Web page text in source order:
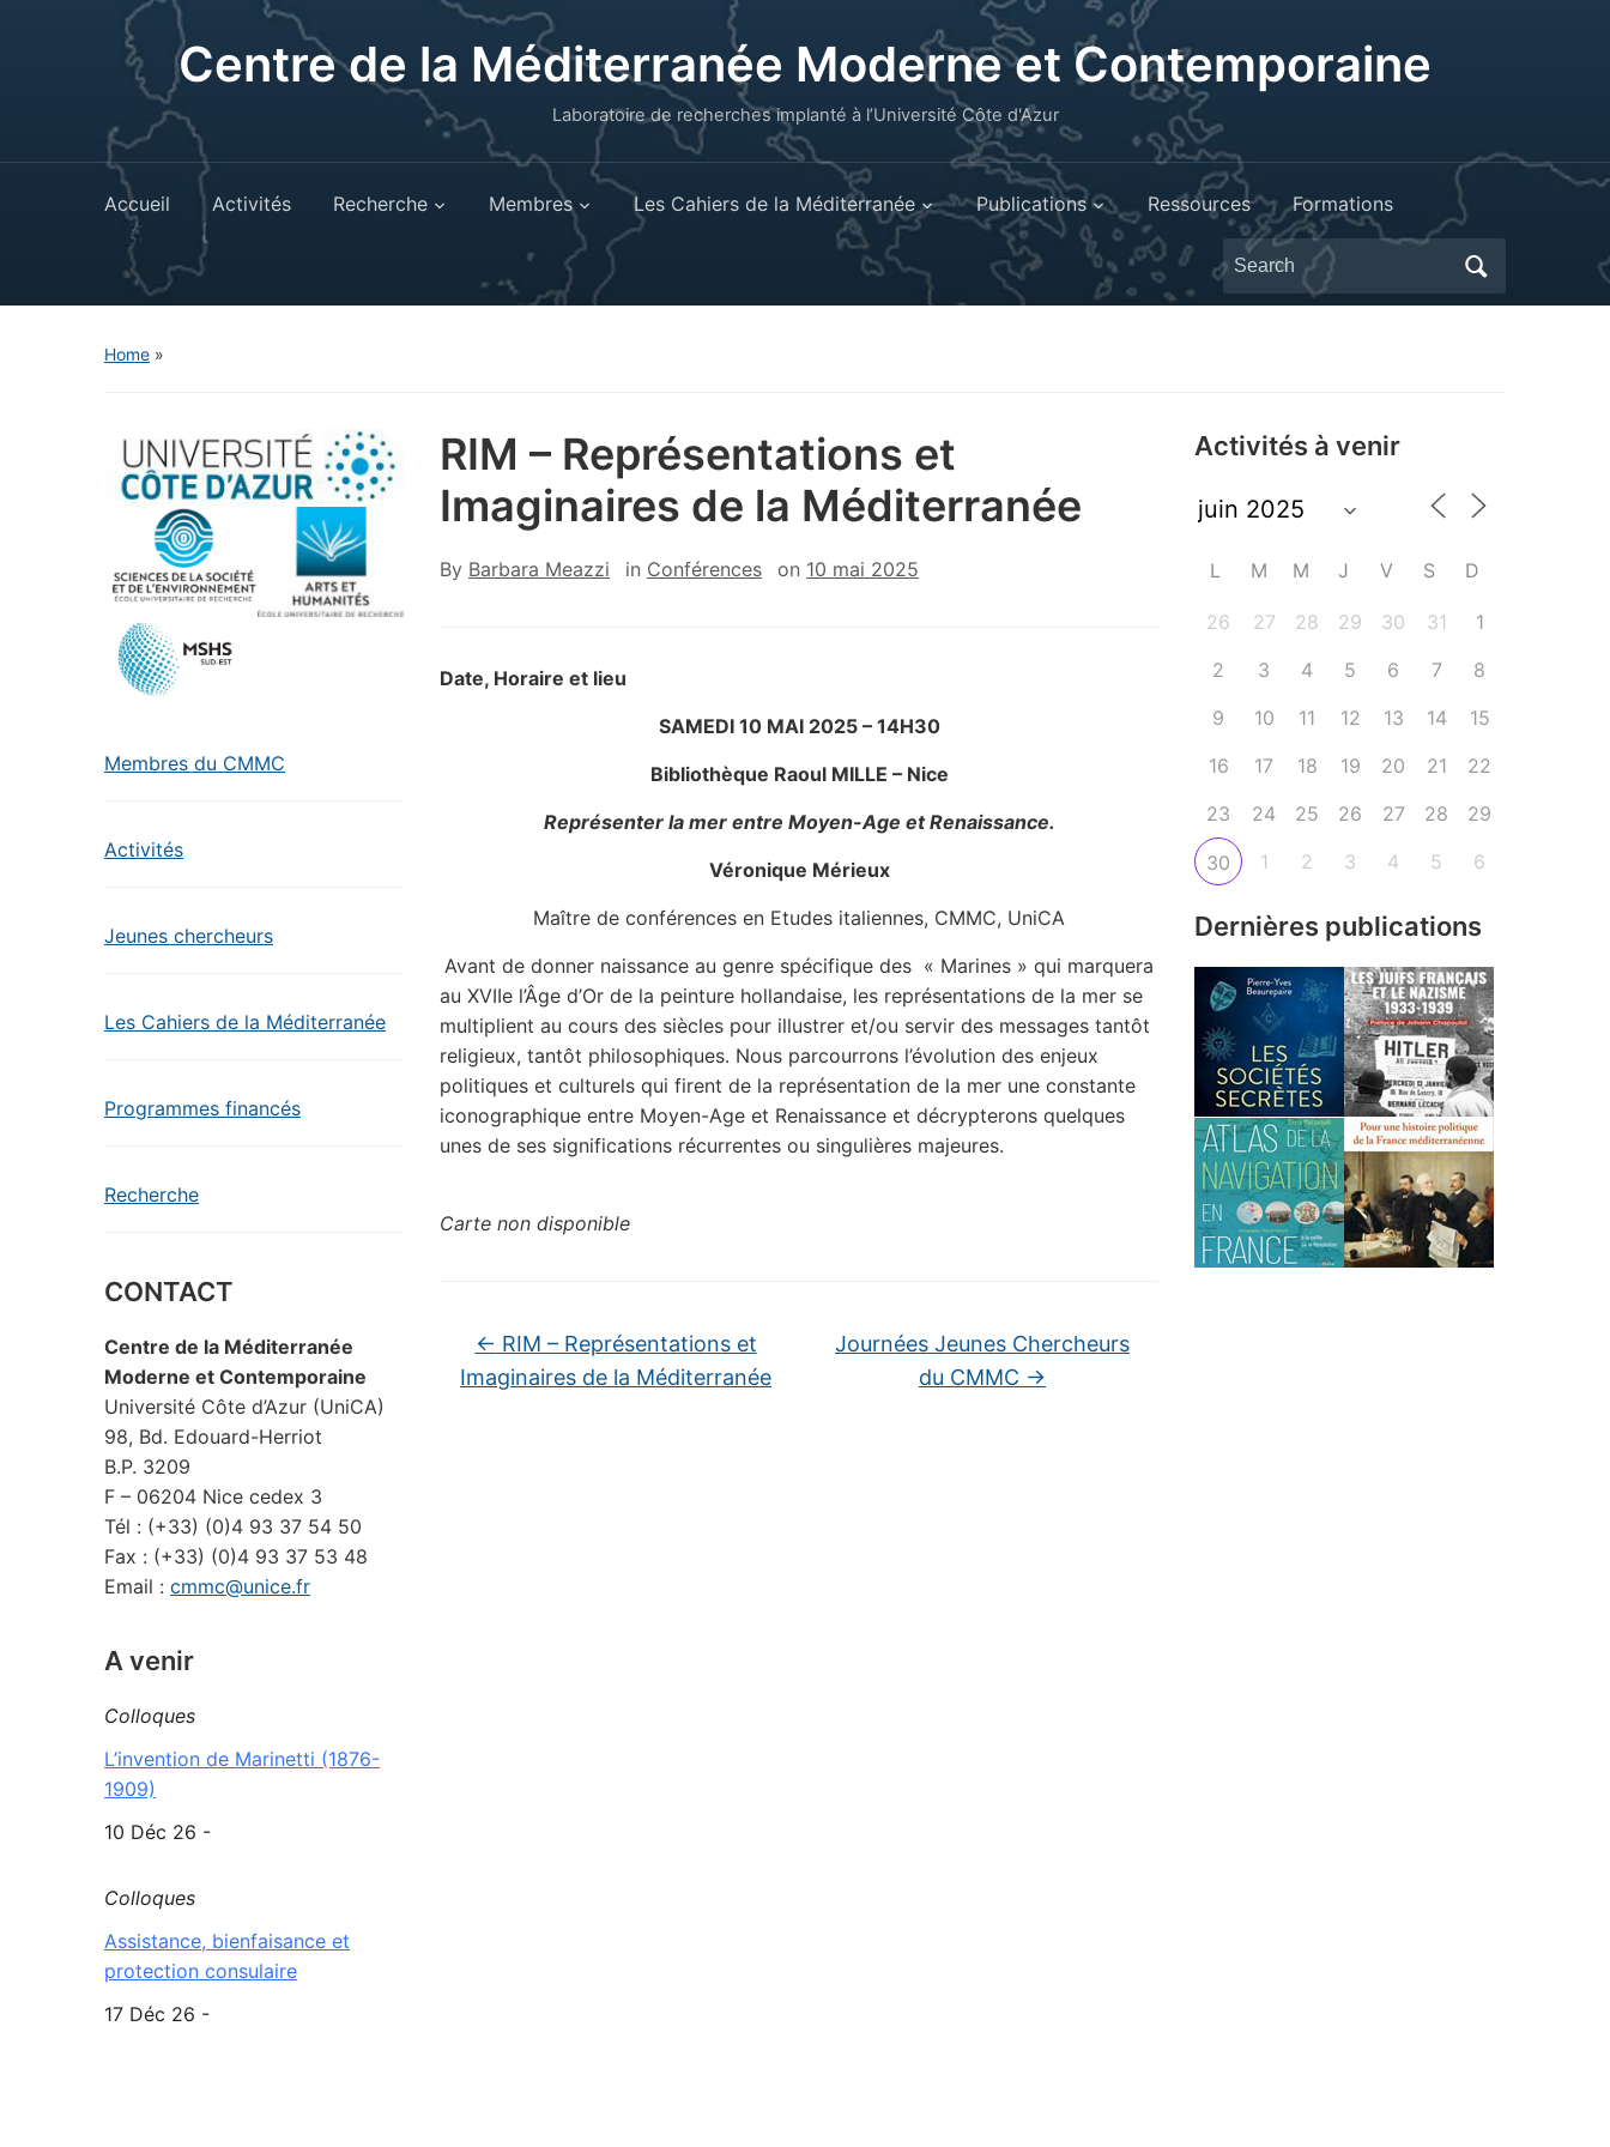
Centre de la Méditerranée Moderne et Contemporaine
Laboratoire de recherches implanté à l’Université Côte d'Azur
Accueil Activités Recherche Membres Les Cahiers de la Méditerranée Publications Ressources Formations
Search
for:
Home »
Membres du CMMC
Activités
Jeunes chercheurs
Les Cahiers de la Méditerranée
Programmes financés
Recherche
CONTACT
Centre de la Méditerranée
Moderne et Contemporaine
Université Côte d’Azur (UniCA)
98, Bd. Edouard-Herriot
B.P. 3209
F – 06204 Nice cedex 3
Tél : (+33) (0)4 93 37 54 50
Fax : (+33) (0)4 93 37 53 48
Email : cmmc@unice.fr
A venir
Colloques
L’invention de Marinetti (1876-
1909)
10 Déc 26 -
Colloques
Assistance, bienfaisance et
protection consulaire
17 Déc 26 -
RIM – Représentations et
Imaginaires de la Méditerranée
By Barbara Meazzi in Conférences on 10 mai 2025
Date, Horaire et lieu
SAMEDI 10 MAI 2025 – 14H30
Bibliothèque Raoul MILLE – Nice
Représenter la mer entre Moyen-Age et Renaissance.
Véronique Mérieux
Maître de conférences en Etudes italiennes, CMMC, UniCA
Avant de donner naissance au genre spécifique des « Marines » qui marquera
au XVIIe l’Âge d’Or de la peinture hollandaise, les représentations de la mer se
multiplient au cours des siècles pour illustrer et/ou servir des messages tantôt
religieux, tantôt philosophiques. Nous parcourrons l’évolution des enjeux
politiques et culturels qui firent de la représentation de la mer une constante
iconographique entre Moyen-Age et Renaissance et décrypterons quelques
unes de ses significations récurrentes ou singulières majeures.
Carte non disponible
← RIM – Représentations et
Imaginaires de la Méditerranée
Journées Jeunes Chercheurs
du CMMC →
Activités à venir
L M M J V S D
26 27 28 29 30 31
1
2
3 4 5 6 7
8
9
10 11 12 13 14
15
16
17 18 19 20 21
22
23
24 25 26 27 28 29
30 1 2 3 4 5 6
Dernières publications